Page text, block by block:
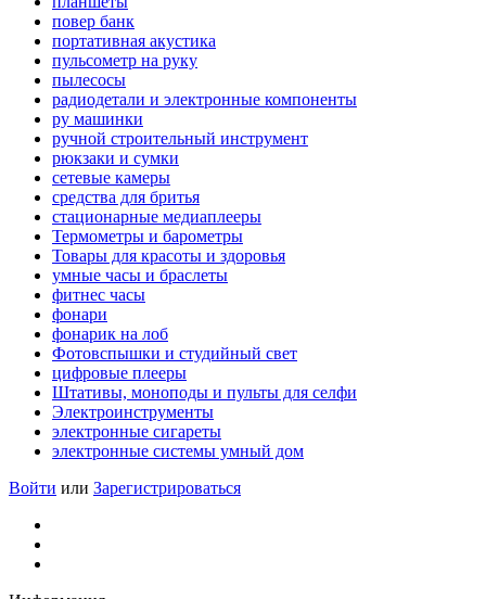
повер банк
портативная акустика
пульсометр на руку
пылесосы
радиодетали и электронные компоненты
ру машинки
ручной строительный инструмент
рюкзаки и сумки
сетевые камеры
средства для бритья
стационарные медиаплееры
Термометры и барометры
Товары для красоты и здоровья
умные часы и браслеты
фитнес часы
фонари
фонарик на лоб
Фотовспышки и студийный свет
цифровые плееры
Штативы, моноподы и пульты для селфи
Электроинструменты
электронные сигареты
электронные системы умный дом
Войти или Зарегистрироваться